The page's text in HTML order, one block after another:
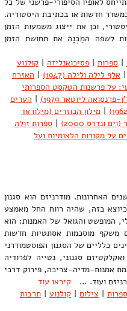
חדשות או בכתיבת היסטוריה.
וכן את ייצוג משמעות הזמן
לשפה המַבְנָה את תחושת הזמן
| ספרות | פסיכואנליזה | קולנוע
| אלף לילה ולילה (1947) | האזרח
על פרשנות הטקסט הספרותי
ליוטאר 1979) | הערים
| מילון הכוזרים (מילוראד
ונדרס 2000) | ספרות זולה
על מקורות הלאומיות ועל
האחרונות. מודרניזם הוא סגנון
בזה, שהיה רווח החל מאמצע
הממד הרציונלי, המופשט והגואל של האמנות: הוא
משקף מוסכמות אסתטיות חדשות
כלליים של הסגנון הפוסטמודרני
סגנוני, נטייה לפרודיה
אמנות-מדיה-צריכה, פירוק דרכי
ועוד. …קיראו עוד
ספרות | צילום | קולנוע | תרבות